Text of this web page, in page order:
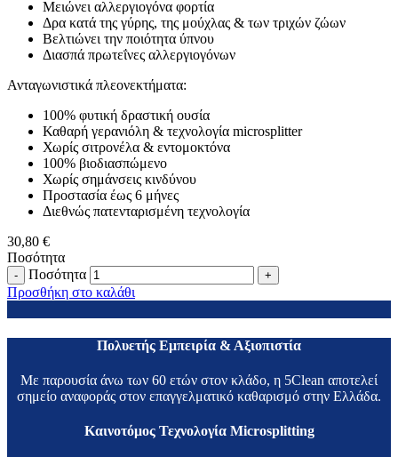
Μειώνει αλλεργιογόνα φορτία
Δρα κατά της γύρης, της μούχλας & των τριχών ζώων
Βελτιώνει την ποιότητα ύπνου
Διασπά πρωτεΐνες αλλεργιογόνων
Ανταγωνιστικά πλεονεκτήματα:
100% φυτική δραστική ουσία
Καθαρή γερανιόλη & τεχνολογία microsplitter
Χωρίς σιτρονέλα & εντομοκτόνα
100% βιοδιασπώμενο
Χωρίς σημάνσεις κινδύνου
Προστασία έως 6 μήνες
Διεθνώς πατενταρισμένη τεχνολογία
30,80 €
Ποσότητα
Ποσότητα
Προσθήκη στο καλάθι
Πολυετής Εμπειρία & Αξιοπιστία
Με παρουσία άνω των 60 ετών στον κλάδο, η 5Clean αποτελεί
σημείο αναφοράς στον επαγγελματικό καθαρισμό στην Ελλάδα.
Καινοτόμος Τεχνολογία Microsplitting